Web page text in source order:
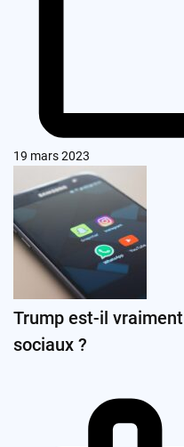
19 mars 2023
Trump est-il
sociaux ?